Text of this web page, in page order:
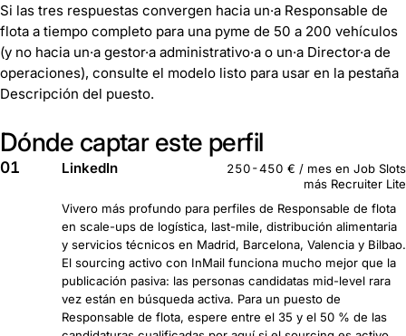
Si las tres respuestas convergen hacia un·a Responsable de
flota a tiempo completo para una pyme de 50 a 200 vehículos
(y no hacia un·a gestor·a administrativo·a o un·a Director·a de
operaciones), consulte el modelo listo para usar en la pestaña
Descripción del puesto.
Dónde captar este perfil
01 LinkedIn
250-450 € / mes en Job Slots
más Recruiter Lite
Vivero más profundo para perfiles de Responsable de flota
en scale-ups de logística, last-mile, distribución alimentaria
y servicios técnicos en Madrid, Barcelona, Valencia y Bilbao.
El sourcing activo con InMail funciona mucho mejor que la
publicación pasiva: las personas candidatas mid-level rara
vez están en búsqueda activa. Para un puesto de
Responsable de flota, espere entre el 35 y el 50 % de las